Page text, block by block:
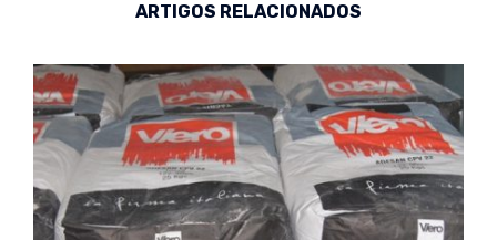
ARTIGOS RELACIONADOS